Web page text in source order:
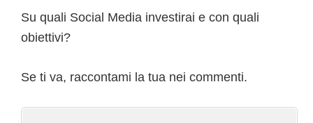
Su quali Social Media investirai e con quali
obiettivi?
Se ti va, raccontami la tua nei commenti.